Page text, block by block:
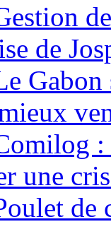
de
Gabon
:
une
de